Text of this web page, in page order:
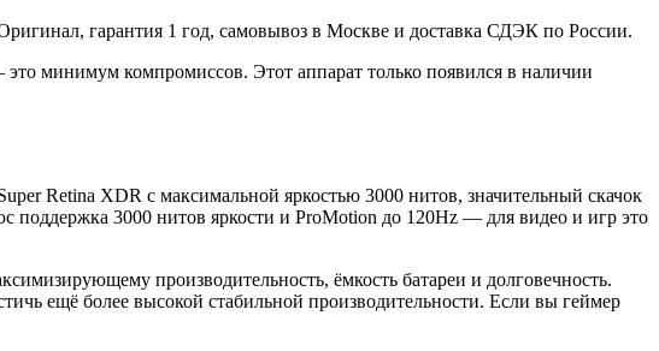
гарантия 1 год, самовывоз в Москве и доставка СДЭК по России.
минимум компромиссов. Этот аппарат только появился в наличии
Retina XDR с максимальной яркостью 3000 нитов, значительный скачок
поддержка 3000 нитов яркости и ProMotion до 120Hz — для видео и игр это
производительность, ёмкость батареи и долговечность.
ещё более высокой стабильной производительности. Если вы геймер